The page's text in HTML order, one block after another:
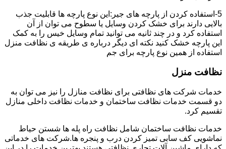
5-استفاده کردن از پارچه های جیر:این نوع پارچه ها قابلیت جذب
بالایی دارند برای خشک کردن وسایل یا سطوح می توان از آن
استفاده کرد و در چند ثانیه می توانید تمام وسایل خیس را به کمک
این پارچه خشک کنید نکته ای دیگر درباره ی طریقه ی نظافت منزل
استفاده از همین نوع پارچه برای جم
نظافت منزل
خدمات شرکت های نظافتی برای نظافت منازل را نیز می توان به
دو قسمت خدمات نظافت ساختمان و خدمات نظافت داخلی منازل
تقسیم کرد.
خدمات نظافت ساختمان شامل نظافت راه پله ها شستن حیاط
نماشویی کف سابی تمیز کردن درب و پنجره ها.شرکت های خدماتی